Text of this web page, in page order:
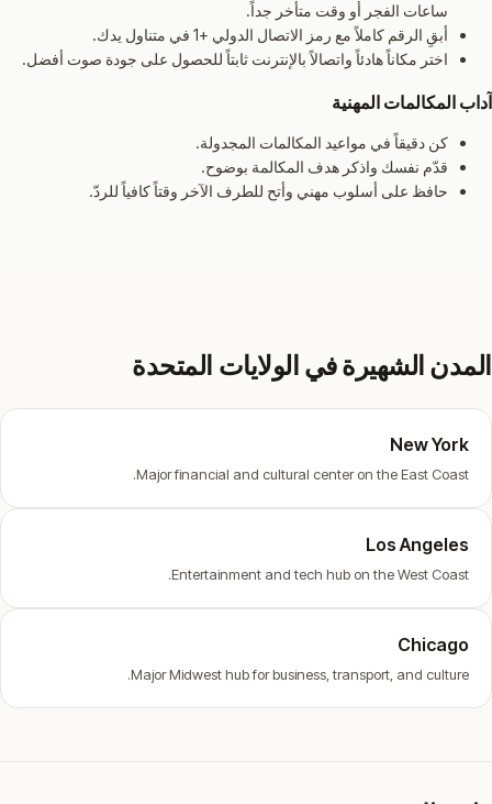
ساعات الفجر أو وقت متأخر جداً.
أبقِ الرقم كاملاً مع رمز الاتصال الدولي +1 في متناول يدك.
اختر مكاناً هادئاً واتصالاً بالإنترنت ثابتاً للحصول على جودة صوت أفضل.
آداب المكالمات المهنية
كن دقيقاً في مواعيد المكالمات المجدولة.
قدّم نفسك واذكر هدف المكالمة بوضوح.
حافظ على أسلوب مهني وأتح للطرف الآخر وقتاً كافياً للردّ.
المدن الشهيرة في الولايات المتحدة
New York
Major financial and cultural center on the East Coast.
Los Angeles
Entertainment and tech hub on the West Coast.
Chicago
Major Midwest hub for business, transport, and culture.